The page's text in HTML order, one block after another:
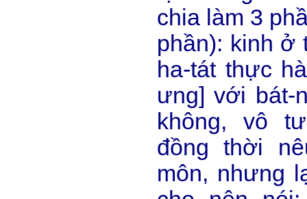
chia làm 3
phần): kinh ở
ha-tát thực
ưng] với bát-
không, vô
đồng thời
môn, nhưng